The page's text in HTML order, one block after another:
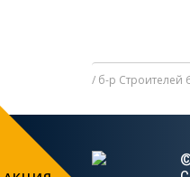
б-р Строителей